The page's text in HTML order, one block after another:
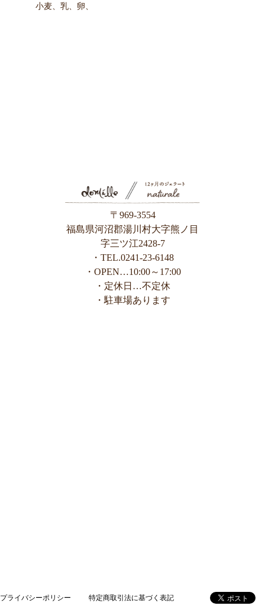
小麦、乳、卵、
〒969-3554
福島県河沼郡湯川村大字熊ノ目
字三ツ江2428-7
・TEL.0241-23-6148
・OPEN…10:00～17:00
・定休日…不定休
・駐車場あります
プライバシーポリシー 特定商取引法に基づく表記